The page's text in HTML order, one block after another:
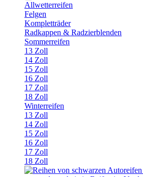
Allwetterreifen
Felgen
Kompletträder
Radkappen & Radzierblenden
Sommerreifen
13 Zoll
14 Zoll
15 Zoll
16 Zoll
17 Zoll
18 Zoll
Winterreifen
13 Zoll
14 Zoll
15 Zoll
16 Zoll
17 Zoll
18 Zoll